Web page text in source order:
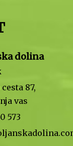
dolina
87,
vas
573